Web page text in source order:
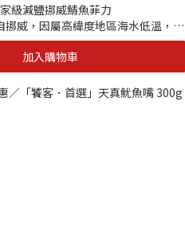
級減鹽挪威鯖魚菲力
挪威，因屬高緯度地區海水低溫，魚
內儲存更豐厚的油脂，因此我們吃起
嫩細緻，且極具營養價值。
｜單包規格｜140g
加入購物車